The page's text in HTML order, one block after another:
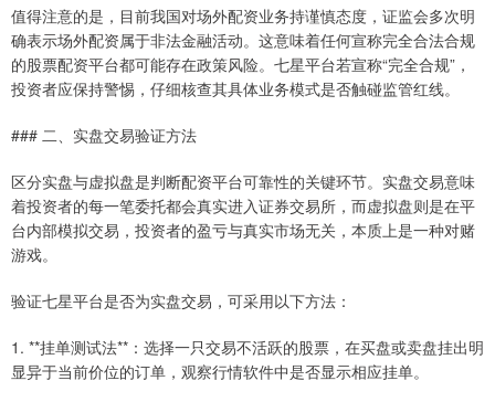
值得注意的是，目前我国对场外配资业务持谨慎态度，证监会多次明
确表示场外配资属于非法金融活动。这意味着任何宣称完全合法合规
的股票配资平台都可能存在政策风险。七星平台若宣称“完全合规”，
投资者应保持警惕，仔细核查其具体业务模式是否触碰监管红线。
### 二、实盘交易验证方法
区分实盘与虚拟盘是判断配资平台可靠性的关键环节。实盘交易意味
着投资者的每一笔委托都会真实进入证券交易所，而虚拟盘则是在平
台内部模拟交易，投资者的盈亏与真实市场无关，本质上是一种对赌
游戏。
验证七星平台是否为实盘交易，可采用以下方法：
1. **挂单测试法**：选择一只交易不活跃的股票，在买盘或卖盘挂出明
显异于当前价位的订单，观察行情软件中是否显示相应挂单。